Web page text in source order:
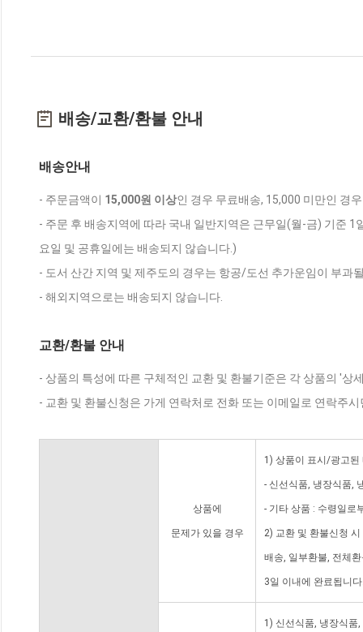
배송/교환/환불 안내
배송안내
- 주문금액이 15,000원 이상인 경우 무료배송, 15,000 미만인 경
- 주문 후 배송지역에 따라 국내 일반지역은 근무일(월-금) 기준
요일 및 공휴일에는 배송되지 않습니다.)
- 도서 산간 지역 및 제주도의 경우는 항공/도선 추가운임이 부과
- 해외지역으로는 배송되지 않습니다.
교환/환불 안내
- 상품의 특성에 따른 구체적인 교환 및 환불기준은 각 상품의 '상
- 교환 및 환불신청은 가게 연락처로 전화 또는 이메일로 연락주
상품에
문제가 있을 경우
1) 상품이 표시/광고된
- 신선식품, 냉장식품,
- 기타 상품 : 수령일로
2) 교환 및 환불신청
배송, 일부환불, 전체
3일 이내에 완료됩니
1) 신선식품, 냉장식품